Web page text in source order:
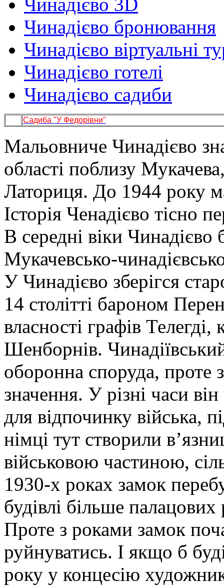
Чинадієво бронювання
Чинадієво віртуальні
Чинадієво готелі
Чинадієво садиби
Садиба "У Федорівни"
Мальовниче Чинадієво
області поблизу
Латориця. До 1944 року
Історія Ченадієво тісно
В середні віки
Мукачевсько-
У Чинадієво зберігся
14 столітті бароном
власності графів Телегді,
Шенборнів.
оборонна споруда, проте
значення. У різні часи
для відпочинку війська,
німці тут створили
військовою частиною,
1930-х роках замок
будівлі більше палацових
Проте з роками замок
руйнуватись. І якщо б
року у концесію